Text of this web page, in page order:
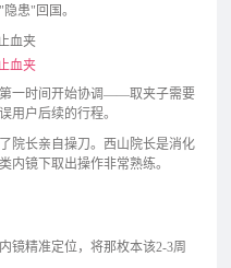
患"回国。
血夹
一时间开始协调——取夹子需要
用户后续的行程。
院长亲自操刀。西山院长是消化
内镜下取出操作非常熟练。
镜精准定位，将那枚本该2-3周